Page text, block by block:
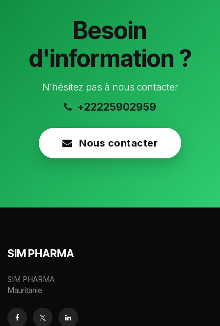
Besoin
d'information ?
N'hésitez pas à nous contacter
+22225902959
Nous contacter
SIM PHARMA
SIM PHARMA
Mauritanie